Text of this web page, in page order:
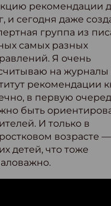
рекомендации
и сегодня даже
группа из
самых разных
Я очень
на журналы
рекомендации
в первую
быть
И только в
возрасте
детей, что тоже